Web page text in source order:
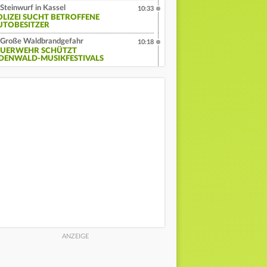
Steinwurf in Kassel
SUCHT BETROFFENE
10:33
Große Waldbrandgefahr
SCHÜTZT
MUSIKFESTIVALS
10:18